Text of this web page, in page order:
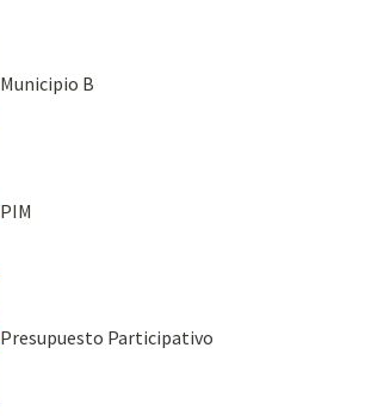
Municipio B
PIM
Presupuesto Participativo